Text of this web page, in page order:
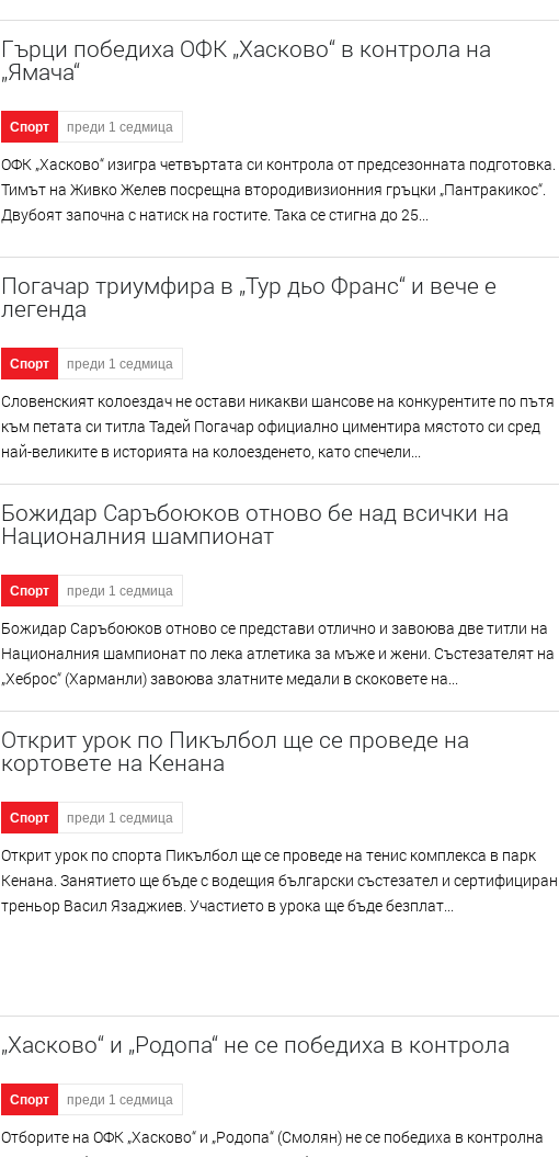
Гърци победиха ОФК „Хасково“ в контрола на
„Ямача“
Спорт преди 1 седмица
ОФК „Хасково“ изигра четвъртата си контрола от предсезонната подготовка.
Тимът на Живко Желев посрещна втородивизионния гръцки „Пантракикос“.
Двубоят започна с натиск на гостите. Така се стигна до 25...
Погачар триумфира в „Тур дьо Франс“ и вече е
легенда
Спорт преди 1 седмица
Словенският колоездач не остави никакви шансове на конкурентите по пътя
към петата си титла Тадей Погачар официално циментира мястото си сред
най-великите в историята на колоезденето, като спечели...
Божидар Саръбоюков отново бе над всички на
Националния шампионат
Спорт преди 1 седмица
Божидар Саръбоюков отново се представи отлично и завоюва две титли на
Националния шампионат по лека атлетика за мъже и жени. Състезателят на
„Хеброс“ (Харманли) завоюва златните медали в скоковете на...
Открит урок по Пикълбол ще се проведе на
кортовете на Кенана
Спорт преди 1 седмица
Открит урок по спорта Пикълбол ще се проведе на тенис комплекса в парк
Кенана. Занятието ще бъде с водещия български състезател и сертифициран
треньор Васил Язаджиев. Участието в урока ще бъде безплат...
„Хасково“ и „Родопа“ не се победиха в контрола
Спорт преди 1 седмица
Отборите на ОФК „Хасково“ и „Родопа“ (Смолян) не се победиха в контролна